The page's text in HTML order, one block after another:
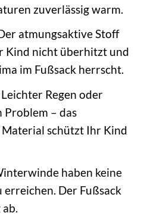
zuverlässig warm.
atmungsaktive Stoff
Kind nicht überhitzt und
im Fußsack herrscht.
Leichter Regen oder
Problem – das
schützt Ihr Kind
haben keine
erreichen. Der Fußsack